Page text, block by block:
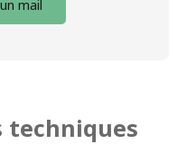
mail
techniques